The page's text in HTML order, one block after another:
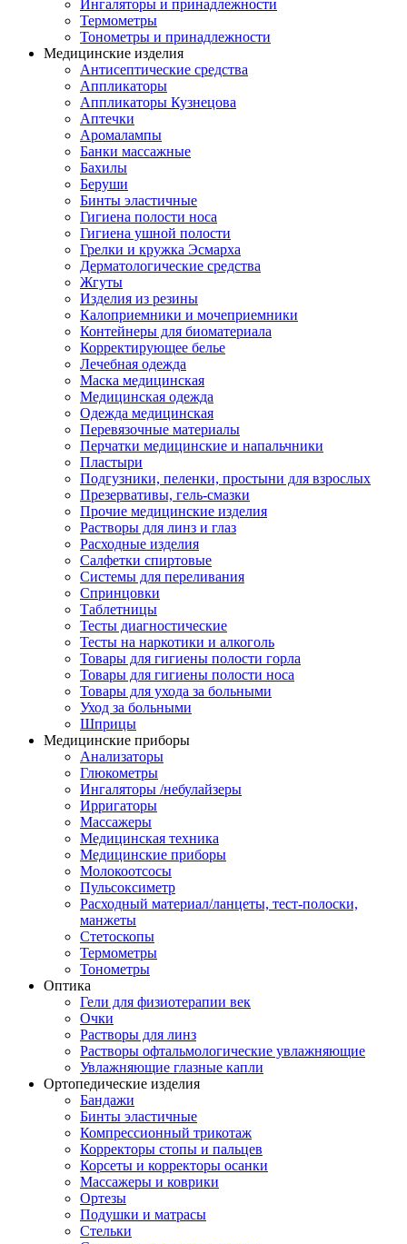
Ингаляторы и принадлежности
Термометры
Тонометры и принадлежности
Медицинские изделия
Антисептические средства
Аппликаторы
Аппликаторы Кузнецова
Аптечки
Аромалампы
Банки массажные
Бахилы
Беруши
Бинты эластичные
Гигиена полости носа
Гигиена ушной полости
Грелки и кружка Эсмарха
Дерматологические средства
Жгуты
Изделия из резины
Калоприемники и мочеприемники
Контейнеры для биоматериала
Корректирующее белье
Лечебная одежда
Маска медицинская
Медицинская одежда
Одежда медицинская
Перевязочные материалы
Перчатки медицинские и напальчники
Пластыри
Подгузники, пеленки, простыни для взрослых
Презервативы, гель-смазки
Прочие медицинские изделия
Растворы для линз и глаз
Расходные изделия
Салфетки спиртовые
Системы для переливания
Спринцовки
Таблетницы
Тесты диагностические
Тесты на наркотики и алкоголь
Товары для гигиены полости горла
Товары для гигиены полости носа
Товары для ухода за больными
Уход за больными
Шприцы
Медицинские приборы
Анализаторы
Глюкометры
Ингаляторы /небулайзеры
Ирригаторы
Массажеры
Медицинская техника
Медицинские приборы
Молокоотсосы
Пульсоксиметр
Расходный материал/ланцеты, тест-полоски,
манжеты
Стетоскопы
Термометры
Тонометры
Оптика
Гели для физиотерапии век
Очки
Растворы для линз
Растворы офтальмологические увлажняющие
Увлажняющие глазные капли
Ортопедические изделия
Бандажи
Бинты эластичные
Компрессионный трикотаж
Корректоры стопы и пальцев
Корсеты и корректоры осанки
Массажеры и коврики
Ортезы
Подушки и матрасы
Стельки